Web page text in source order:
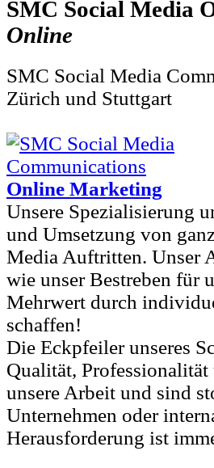
SMC Social Media
Online
SMC Social Media
Zürich und Stuttgart
Online Marketing
Unsere Spezialisierung
und Umsetzung von
Media Auftritten. Unser
wie unser Bestreben für
Mehrwert durch
schaffen!
Die Eckpfeiler unseres
Qualität,
unsere Arbeit und sind
Unternehmen oder
Herausforderung ist